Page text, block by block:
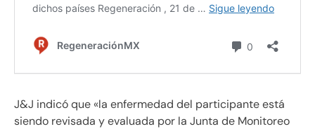
J&J indicó que «la enfermedad del participante está
siendo revisada y evaluada por la Junta de Monitoreo